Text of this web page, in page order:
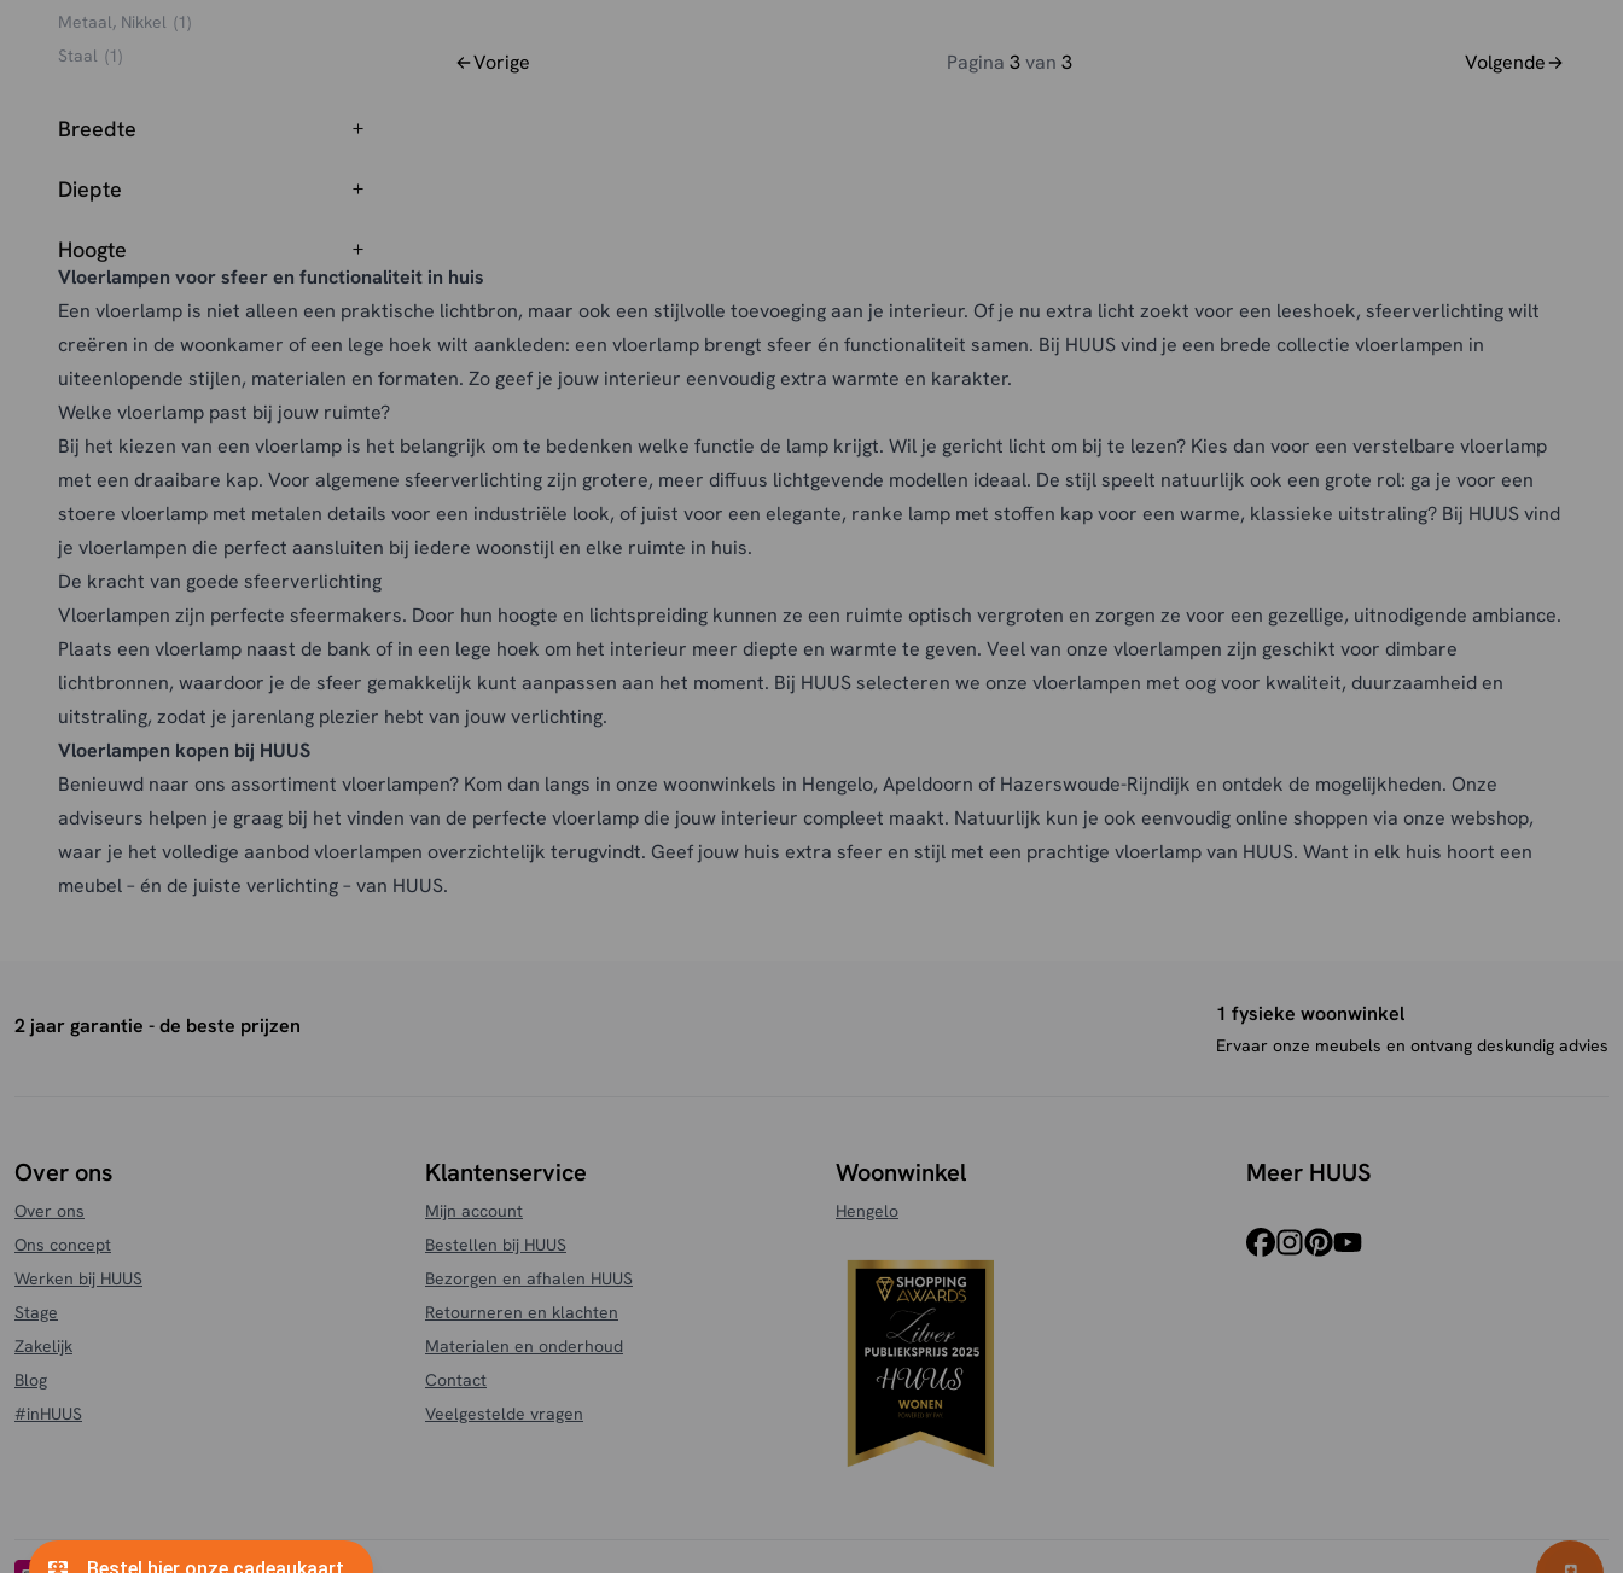
Metaal, Nikkel (1)
Staal (1)
Breedte
Diepte
Hoogte
Vorige Pagina 3van 3 Volgende
Vloerlampen voor sfeer en functionaliteit in huis
Een vloerlamp is niet alleen een praktische lichtbron, maar ook een stijlvolle toevoeging aan je interieur. Of je nu extra licht zoekt voor een leeshoek, sfeerverlichting wilt
creëren in de woonkamer of een lege hoek wilt aankleden: een vloerlamp brengt sfeer én functionaliteit samen. Bij HUUS vind je een brede collectie vloerlampen in
uiteenlopende stijlen, materialen en formaten. Zo geef je jouw interieur eenvoudig extra warmte en karakter.
Welke vloerlamp past bij jouw ruimte?
Bij het kiezen van een vloerlamp is het belangrijk om te bedenken welke functie de lamp krijgt. Wil je gericht licht om bij te lezen? Kies dan voor een verstelbare vloerlamp
met een draaibare kap. Voor algemene sfeerverlichting zijn grotere, meer diffuus lichtgevende modellen ideaal. De stijl speelt natuurlijk ook een grote rol: ga je voor een
stoere vloerlamp met metalen details voor een industriële look, of juist voor een elegante, ranke lamp met stoffen kap voor een warme, klassieke uitstraling? Bij HUUS vind
je vloerlampen die perfect aansluiten bij iedere woonstijl en elke ruimte in huis.
De kracht van goede sfeerverlichting
Vloerlampen zijn perfecte sfeermakers. Door hun hoogte en lichtspreiding kunnen ze een ruimte optisch vergroten en zorgen ze voor een gezellige, uitnodigende ambiance.
Plaats een vloerlamp naast de bank of in een lege hoek om het interieur meer diepte en warmte te geven. Veel van onze vloerlampen zijn geschikt voor dimbare
lichtbronnen, waardoor je de sfeer gemakkelijk kunt aanpassen aan het moment. Bij HUUS selecteren we onze vloerlampen met oog voor kwaliteit, duurzaamheid en
uitstraling, zodat je jarenlang plezier hebt van jouw verlichting.
Vloerlampen kopen bij HUUS
Benieuwd naar ons assortiment vloerlampen? Kom dan langs in onze woonwinkels in Hengelo, Apeldoorn of Hazerswoude-Rijndijk en ontdek de mogelijkheden. Onze
adviseurs helpen je graag bij het vinden van de perfecte vloerlamp die jouw interieur compleet maakt. Natuurlijk kun je ook eenvoudig online shoppen via onze webshop,
waar je het volledige aanbod vloerlampen overzichtelijk terugvindt. Geef jouw huis extra sfeer en stijl met een prachtige vloerlamp van HUUS. Want in elk huis hoort een
meubel – én de juiste verlichting – van HUUS.
2 jaar garantie - de beste prijzen 1 fysieke woonwinkel
Ervaar onze meubels en ontvang deskundig advies
Over ons
Over ons
Ons concept
Werken bij HUUS
Stage
Zakelijk
Blog
#inHUUS
Klantenservice
Mijn account
Bestellen bij HUUS
Bezorgen en afhalen HUUS
Retourneren en klachten
Materialen en onderhoud
Contact
Veelgestelde vragen
Woonwinkel
Hengelo
Meer HUUS
facebookinstagram
pinterest
youtube